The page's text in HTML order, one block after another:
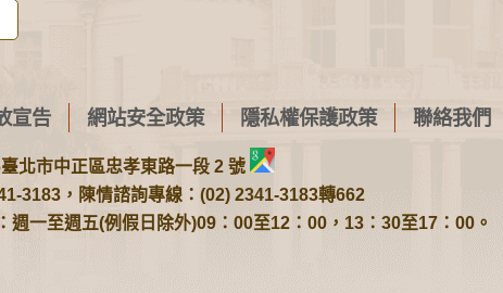
宣告 網站安全政策 隱私權保護政策 聯絡我們
北市中正區忠孝東路一段 2 號
3183，陳情諮詢專線：(02) 2341-3183轉662
週一至週五(例假日除外)09：00至12：00，13：30至17：00。